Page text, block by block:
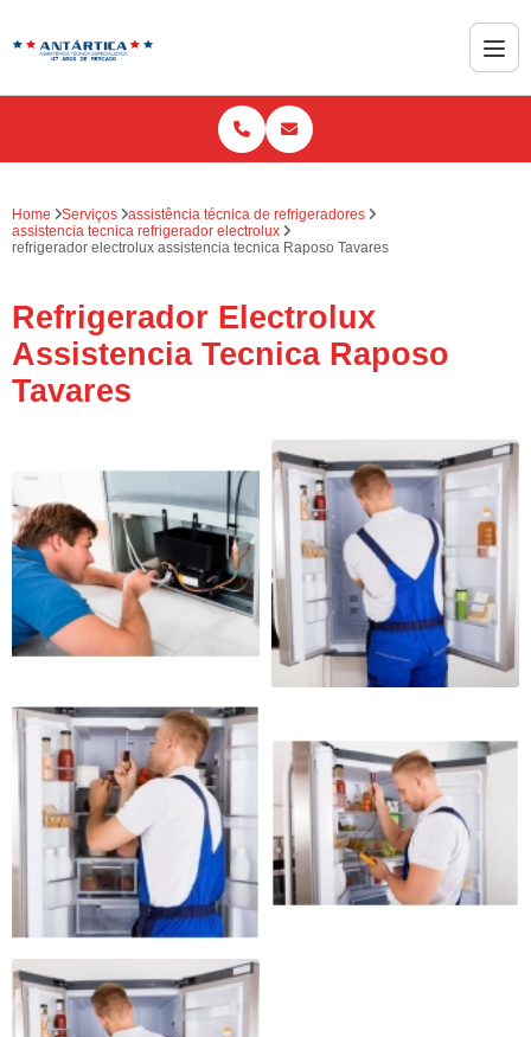
Home Serviços
assistência técnica de refrigeradores
assistencia tecnica refrigerador electrolux
refrigerador electrolux assistencia tecnica Raposo Tavares
Refrigerador Electrolux
Assistencia Tecnica Raposo
Tavares